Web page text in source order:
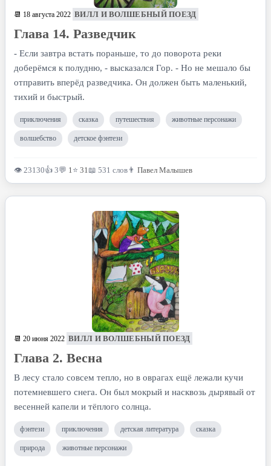
📆 18 августа 2022 ВИЛЛ И ВОЛШЕБНЫЙ ПОЕЗД
Глава 14. Разведчик
- Если завтра встать пораньше, то до поворота реки
доберёмся к полудню, - высказался Гор. - Но не мешало бы
отправить вперёд разведчика. Он должен быть маленький,
тихий и быстрый.
приключения сказка путешествия животные персонажи
волшебство детское фэнтези
👁 23130👍 3💬 1⭐ 31📖 531 слов 👨 Павел Малышев
📆 20 июня 2022 ВИЛЛ И ВОЛШЕБНЫЙ ПОЕЗД
Глава 2. Весна
В лесу стало совсем тепло, но в оврагах ещё лежали кучи
потемневшего снега. Он был мокрый и насквозь дырявый от
весенней капели и тёплого солнца.
фэнтези приключения детская литература сказка
природа животные персонажи